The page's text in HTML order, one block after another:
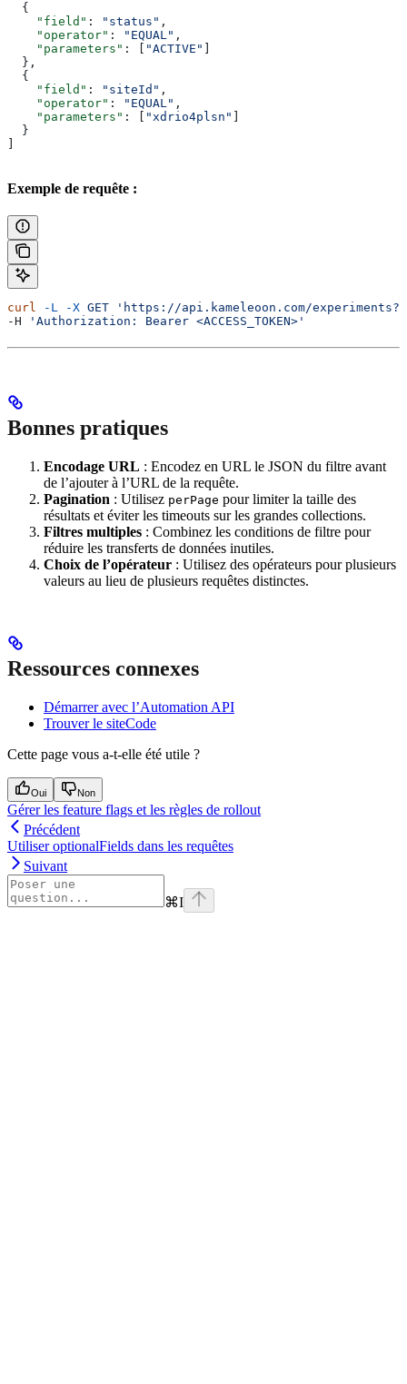
  {
    "field"
: "status" ,
    "operator"
: "EQUAL" ,
    "parameters"
: [ "ACTIVE"
  },
  {
    "field"
: "siteId" ,
    "operator"
: "EQUAL" ,
    "parameters"
: [ "xdrio4plsn"
  }
Exemple de requête :
curl -L -X GET 'https://api.kameleoon.com/
-H
'Authorization: Bearer <ACCESS_TOKEN>'
Bonnes pratiques
Encodage URL : Encodez en URL le JSON du filtre avant
de l’ajouter à l’URL de la requête.
Pagination : Utilisez perPage pour limiter la taille des
résultats et éviter les timeouts sur les grandes collections.
Filtres multiples : Combinez les conditions de filtre pour
réduire les transferts de données inutiles.
Choix de l’opérateur : Utilisez des opérateurs pour plusieurs
valeurs au lieu de plusieurs requêtes distinctes.
Ressources connexes
Démarrer avec l’Automation API
Trouver le siteCode
Cette page vous a-t-elle été utile ?
Oui Non
Gérer les feature flags et les règles de rollout
Précédent
Utiliser optionalFields dans les requêtes
Suivant
⌘I